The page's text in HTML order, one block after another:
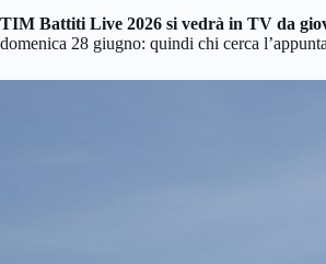
TIM Battiti Live 2026 si vedrà in TV da
domenica 28 giugno: quindi chi cerca